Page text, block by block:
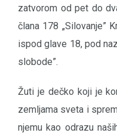
zatvorom od pet do
člana 178 „Silovanje”
ispod glave 18, pod
slobode”.
Žuti je dečko koji je
zemljama sveta i
njemu kao odrazu